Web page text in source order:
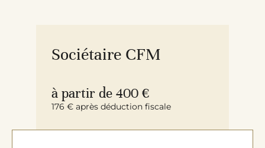
Sociétaire CFM
à partir de 400 €
176 € après déduction fiscale